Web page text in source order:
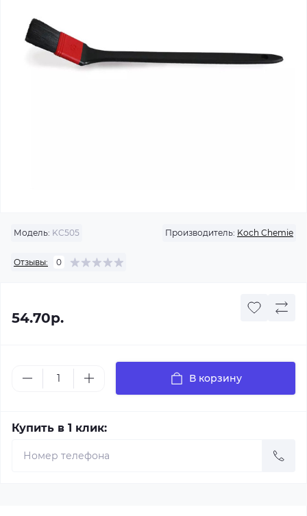
Модель: KC505 Производитель: Koch Chemie
Отзывы: 0
54.70р.
В корзину
Купить в 1 клик: